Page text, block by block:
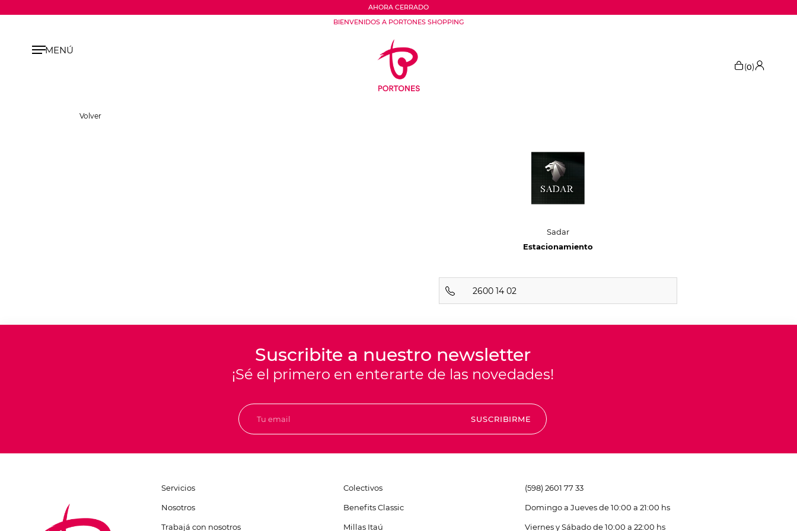
AHORA CERRADO
BIENVENIDOS A PORTONES SHOPPING
(0)
MENÚ
Volver
Sadar
Estacionamiento
2600 14 02
Suscribite a nuestro newsletter
¡Sé el primero en enterarte de las novedades!
SUSCRIBIRME
Servicios
Nosotros
Trabajá con nosotros
Colectivos
Benefits Classic
Millas Itaú
(598) 2601 77 33
Domingo a Jueves de 10:00 a 21:00 hs
Viernes y Sábado de 10:00 a 22:00 hs